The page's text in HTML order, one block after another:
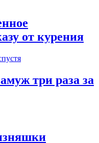
от курения
три раза за